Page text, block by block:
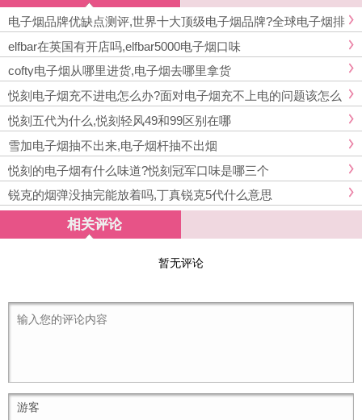
电子烟品牌优缺点测评,世界十大顶级电子烟品牌?全球电子烟排
名前10名
elfbar在英国有开店吗,elfbar5000电子烟口味
cofty电子烟从哪里进货,电子烟去哪里拿货
悦刻电子烟充不进电怎么办?面对电子烟充不上电的问题该怎么
解决
悦刻五代为什么,悦刻轻风49和99区别在哪
雪加电子烟抽不出来,电子烟杆抽不出烟
悦刻的电子烟有什么味道?悦刻冠军口味是哪三个
锐克的烟弹没抽完能放着吗,丁真锐克5代什么意思
相关评论
暂无评论